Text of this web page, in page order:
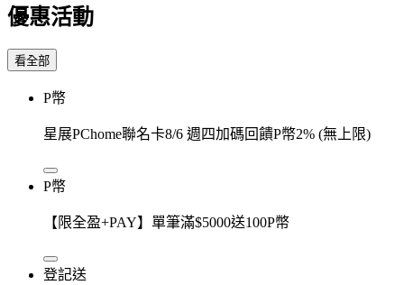
優惠活動
看全部
P幣
星展PChome聯名卡8/6 週四加碼回饋P幣2% (無上限)
P幣
【限全盈+PAY】單筆滿$5000送100P幣
登記送